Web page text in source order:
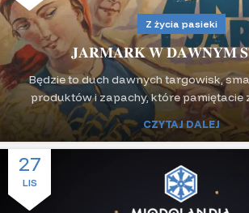
Z życia pasieki
𝐉𝐀𝐑𝐌𝐀𝐑𝐊 𝐖 𝐃𝐀𝐖𝐍𝐘𝐌
Będzie to duch dawnych targowisk,
produktów i zapachy, które
CZYTAJ DALEJ
27
LIS